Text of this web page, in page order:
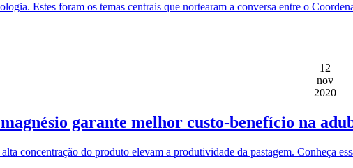
Estes foram os temas centrais que nortearam a conversa entre o
12
nov
2020
garante melhor custo-benefício na
concentração do produto elevam a produtividade da pastagem. Conheça